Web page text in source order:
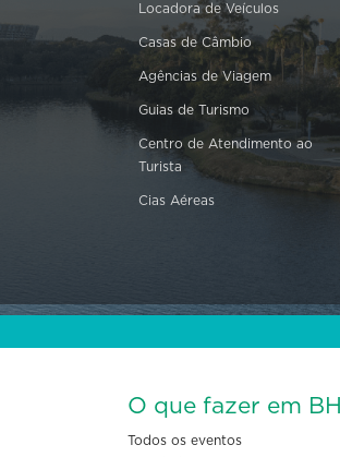
Locadora de Veículos
Casas de Câmbio
Agências de Viagem
Guias de Turismo
Centro de Atendimento ao
Turista
Cias Aéreas
O que fazer em BH
Todos os eventos